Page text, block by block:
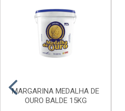
MARGARINA MEDALHA DE
OURO BALDE 15KG